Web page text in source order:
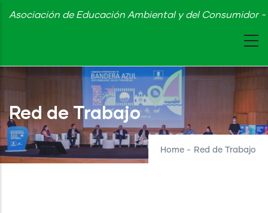
Skip
content
Asociación de Educación Ambiental y del Consumidor
Red de Trabajo
Home - Red de Trabajo